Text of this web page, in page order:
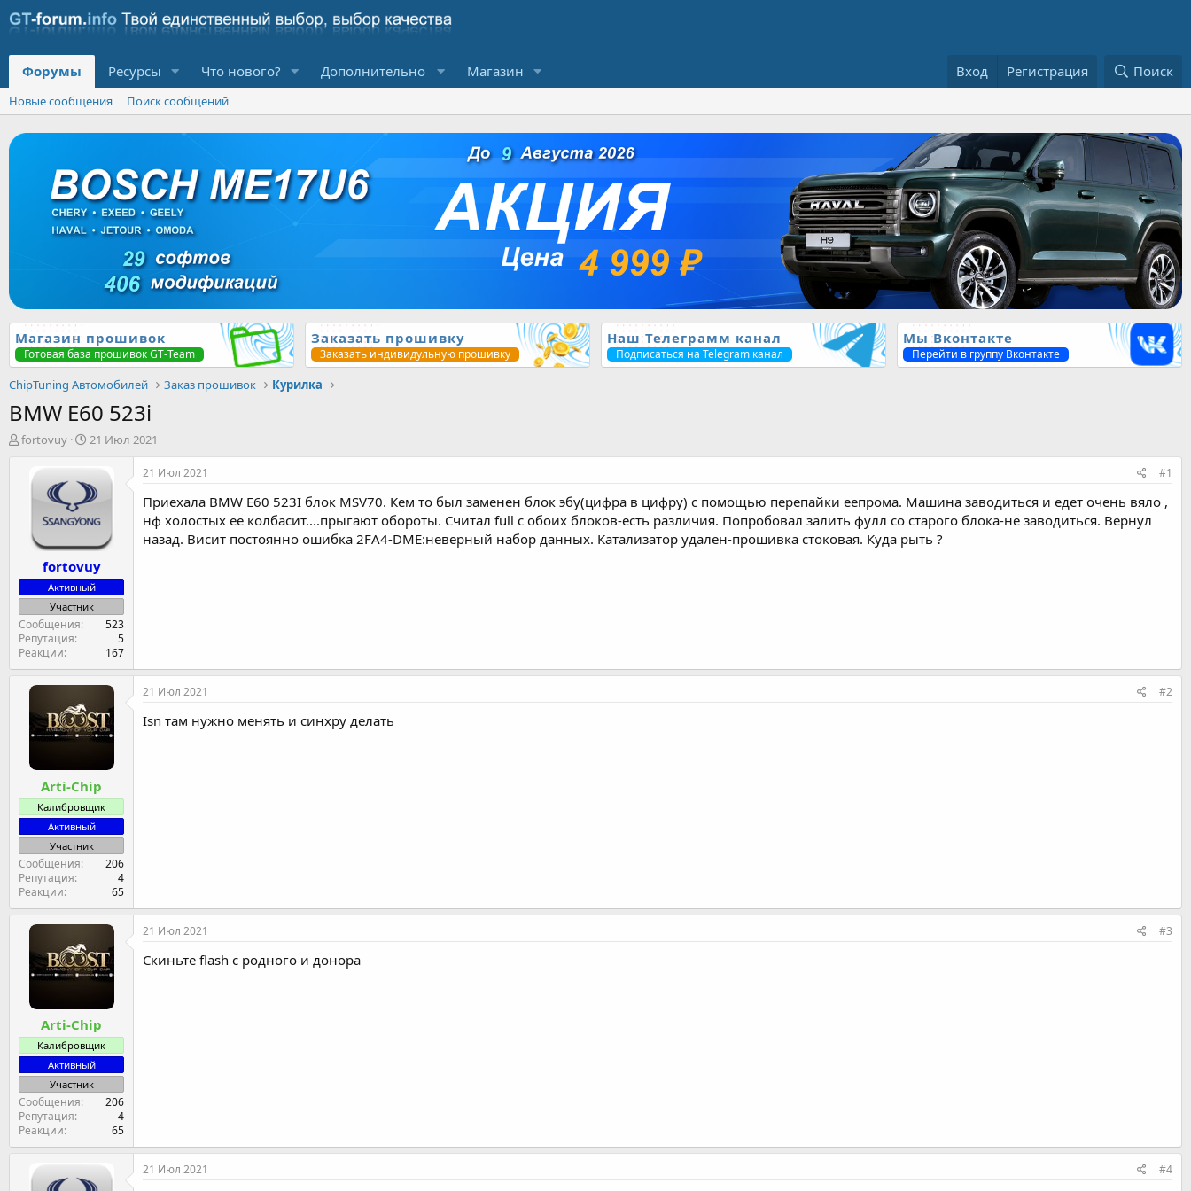
Форумы Ресурсы Что нового? Дополнительно Магазин Вход Регистрация Поиск
Новые сообщения Поиск сообщений
Магазин прошивок
Готовая база прошивок GT-Team
Заказать прошивку
Заказать индивидульную прошивку
Наш Телеграмм канал
Подписаться на Telegram канал
Мы Вконтакте
Перейти в группу Вконтакте
ChipTuning Автомобилей Заказ прошивок Курилка
BMW E60 523i
А
fortovuy
Д
т
а
н
а
а
л
а
21 Июл 2021
fortovuy
Активный
Участник
Сообщения
523
Репутация
5
Реакции
167
21 Июл 2021 #1
Приехала BMW E60 523I блок MSV70. Кем то был заменен блок эбу(цифра в цифру) с помощью перепайки еепрома. Машина заводиться и едет очень вяло ,
нф холостых ее колбасит....прыгают обороты. Считал full с обоих блоков-есть различия. Попробовал залить фулл со старого блока-не заводиться. Вернул
назад. Висит постоянно ошибка 2FA4-DME:неверный набор данных. Катализатор удален-прошивка стоковая. Куда рыть ?
Arti-Chip
Калибровщик
Активный
Участник
Сообщения
206
Репутация
4
Реакции
65
21 Июл 2021 #2
Isn там нужно менять и синхру делать
Arti-Chip
Калибровщик
Активный
Участник
Сообщения
206
Репутация
4
Реакции
65
21 Июл 2021 #3
Скиньте flash c родного и донора
21 Июл 2021 #4